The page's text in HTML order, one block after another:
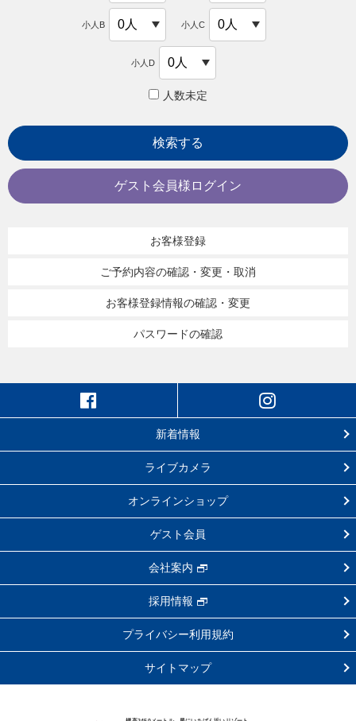
小人B 小人C
小人D
人数未定
検索する
ゲスト会員様ログイン
お客様登録
ご予約内容の確認・変更・取消
お客様登録情報の確認・変更
パスワードの確認
新着情報
ライブカメラ
オンラインショップ
ゲスト会員
会社案内
採用情報
プライバシー利用規約
サイトマップ